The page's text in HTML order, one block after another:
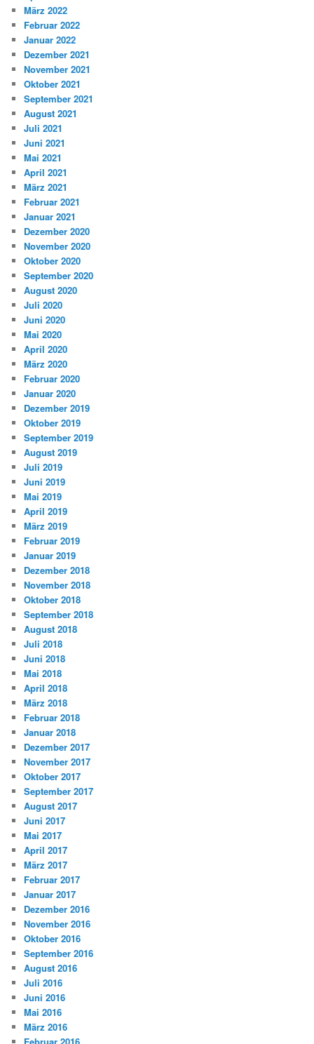
März 2022
Februar 2022
Januar 2022
Dezember 2021
November 2021
Oktober 2021
September 2021
August 2021
Juli 2021
Juni 2021
Mai 2021
April 2021
März 2021
Februar 2021
Januar 2021
Dezember 2020
November 2020
Oktober 2020
September 2020
August 2020
Juli 2020
Juni 2020
Mai 2020
April 2020
März 2020
Februar 2020
Januar 2020
Dezember 2019
Oktober 2019
September 2019
August 2019
Juli 2019
Juni 2019
Mai 2019
April 2019
März 2019
Februar 2019
Januar 2019
Dezember 2018
November 2018
Oktober 2018
September 2018
August 2018
Juli 2018
Juni 2018
Mai 2018
April 2018
März 2018
Februar 2018
Januar 2018
Dezember 2017
November 2017
Oktober 2017
September 2017
August 2017
Juni 2017
Mai 2017
April 2017
März 2017
Februar 2017
Januar 2017
Dezember 2016
November 2016
Oktober 2016
September 2016
August 2016
Juli 2016
Juni 2016
Mai 2016
März 2016